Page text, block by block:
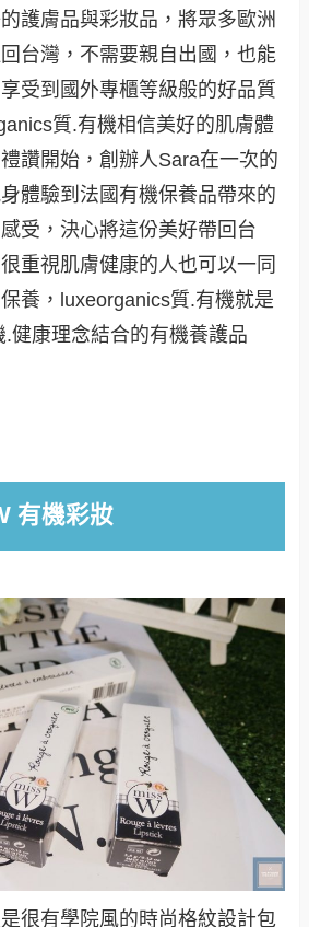
護膚品與彩妝品，將眾多歐洲
台灣，不需要親自出國，也能
受到國外專櫃等級般的好品質
質.有機相信美好的肌膚體
讚開始，創辦人Sara在一次的
體驗到法國有機保養品帶來的
受，決心將這份美好帶回台
重視肌膚健康的人也可以一同
養，luxeorganics質.有機就是
健康理念結合的有機養護品
有機彩妝
很有學院風的時尚格紋設計包